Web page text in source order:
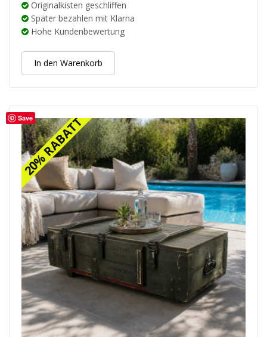
Originalkisten geschliffen
Später bezahlen mit Klarna
Hohe Kundenbewertung
In den Warenkorb
Save
20% RABATT
20% RABATT